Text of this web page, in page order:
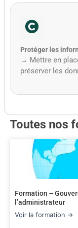
Protéger les
→ Mettre en
préserver les
Toutes nos
Formation –
l’administrateur
Voir la formation →